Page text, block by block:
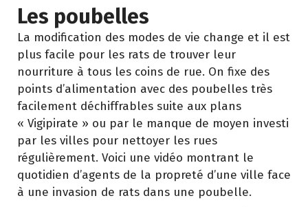
Les poubelles
La modification des modes de vie change et il est
plus facile pour les rats de trouver leur
nourriture à tous les coins de rue. On fixe des
points d’alimentation avec des poubelles très
facilement déchiffrables suite aux plans
« Vigipirate » ou par le manque de moyen investi
par les villes pour nettoyer les rues
régulièrement. Voici une vidéo montrant le
quotidien d’agents de la propreté d’une ville face
à une invasion de rats dans une poubelle.